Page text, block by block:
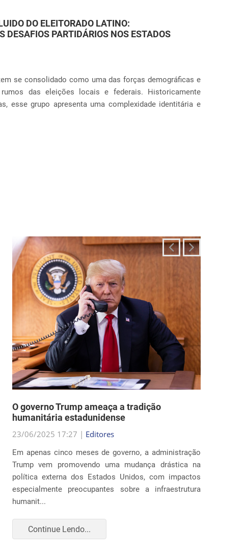
VIOLAÇÕES JUDICIAIS NA
nos Estados Unidos ganhou contornos ainda mais
de práticas punitivas severas nas fronteiras e no
globais envolvendo a separação sistemática d...
Próximo
O governo Trump ameaça a tradição
humanitária estadunidense
23/06/2025 17:27 |Editores
Trump vem promovendo uma mudança drástica na
política externa dos Estados Unidos, com impactos
especialmente preocupantes sobre a infraestrutura
humanit...
Continue Lendo...